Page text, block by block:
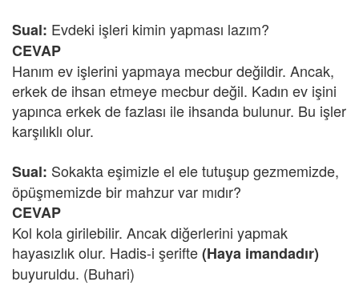
Sual: Evdeki işleri kimin yapması lazım?
CEVAP
Hanım ev işlerini yapmaya mecbur değildir. Ancak,
erkek de ihsan etmeye mecbur değil. Kadın ev işini
yapınca erkek de fazlası ile ihsanda bulunur. Bu işler
karşılıklı olur.
Sual: Sokakta eşimizle el ele tutuşup gezmemizde,
öpüşmemizde bir mahzur var mıdır?
CEVAP
Kol kola girilebilir. Ancak diğerlerini yapmak
hayasızlık olur. Hadis-i şerifte(Haya imandadır)
buyuruldu. (Buhari)